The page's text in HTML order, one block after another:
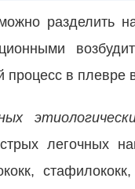
разделить
процесс в плевре
легочных